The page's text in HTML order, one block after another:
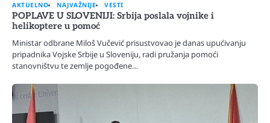
AKTUELNO NAJVAŽNIJE VESTI
POPLAVE U SLOVENIJI: Srbija poslala vojnike i
helikoptere u pomoć
Ministar odbrane Miloš Vučević prisustvovao je danas upućivanju
pripadnika Vojske Srbije u Sloveniju, radi pružanja pomoći
stanovništvu te zemlje pogođene…